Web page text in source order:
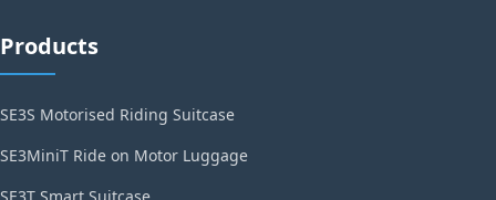
Products
SE3S Motorised Riding Suitcase
SE3MiniT Ride on Motor Luggage